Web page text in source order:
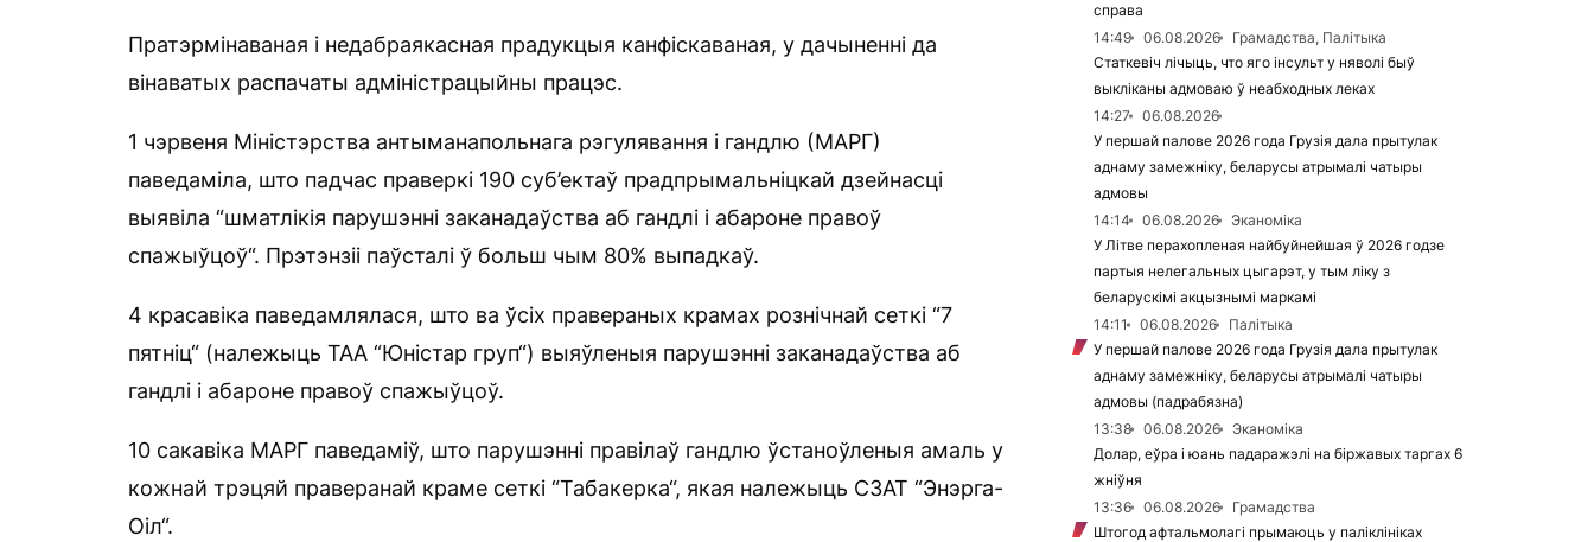
Пратэрмінаваная і недабраякасная прадукцыя канфіскаваная, у дачыненні да
вінаватых распачаты адміністрацыйны працэс.
1 чэрвеня Міністэрства антыманапольнага рэгулявання і гандлю (МАРГ)
паведаміла, што падчас праверкі 190 суб’ектаў прадпрымальніцкай дзейнасці
выявіла “шматлікія парушэнні заканадаўства аб гандлі і абароне правоў
спажыўцоў“. Прэтэнзіі паўсталі ў больш чым 80% выпадкаў.
4 красавіка паведамлялася, што ва ўсіх правераных крамах рознічнай сеткі “7
пятніц“ (належыць ТАА “Юністар груп“) выяўленыя парушэнні заканадаўства аб
гандлі і абароне правоў спажыўцоў.
10 сакавіка МАРГ паведаміў, што парушэнні правілаў гандлю ўстаноўленыя амаль у
кожнай трэцяй праверанай краме сеткі “Табакерка“, якая належыць СЗАТ “Энэрга-
Оіл“.
справа
14:49
06.08.2026
Грамадства, Палітыка
Статкевіч лічыць, что яго інсульт у няволі быў
выкліканы адмоваю ў неабходных леках
14:27
06.08.2026
У першай палове 2026 года Грузія дала прытулак
аднаму замежніку, беларусы атрымалі чатыры
адмовы
14:14
06.08.2026
Эканоміка
У Літве перахопленая найбуйнейшая ў 2026 годзе
партыя нелегальных цыгарэт, у тым ліку з
беларускімі акцызнымі маркамі
14:11
06.08.2026
Палітыка
У першай палове 2026 года Грузія дала прытулак
аднаму замежніку, беларусы атрымалі чатыры
адмовы (падрабязна)
13:38
06.08.2026
Эканоміка
Долар, еўра і юань падаражэлі на біржавых таргах 6
жніўня
13:36
06.08.2026
Грамадства
Штогод афтальмолагі прымаюць у паліклініках